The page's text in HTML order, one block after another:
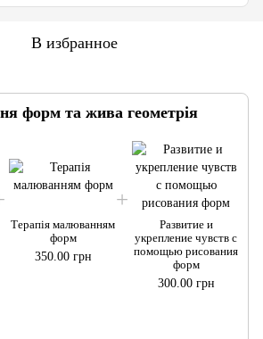
В избранное
форм та жива геометрія
Терапія малюванням
форм
350.00 грн
Развитие и
укрепление чувств с
помощью рисования
форм
300.00 грн